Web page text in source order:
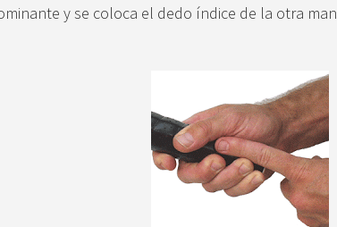
y se coloca el dedo índice de la otra